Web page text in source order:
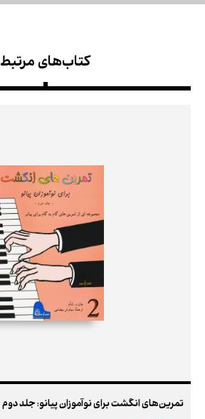
کتاب‌های مرتبط
تمرین‌های انگشت برای نوآموزان پیانو: جلد دوم